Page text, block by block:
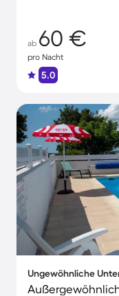
ab 60 €
pro Nacht
5.0
Ungewöhnliche